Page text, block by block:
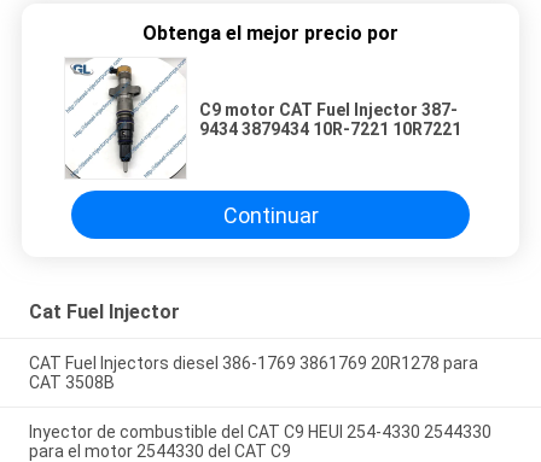
Obtenga el mejor precio por
C9 motor CAT Fuel Injector 387-
9434 3879434 10R-7221 10R7221
Continuar
Cat Fuel Injector
CAT Fuel Injectors diesel 386-1769 3861769 20R1278 para
CAT 3508B
Inyector de combustible del CAT C9 HEUI 254-4330 2544330
para el motor 2544330 del CAT C9